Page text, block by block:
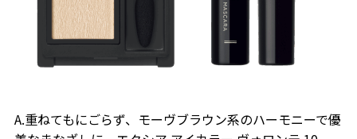
A.重ねてもにごらず、モーヴブラウン系のハーモニーで優